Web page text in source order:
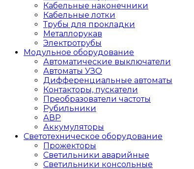
Кабельные наконечники
Кабельные лотки
Трубы для прокладки
Металлорукав
Электротрубы
Модульное оборудование
Автоматические выключатели
Автоматы УЗО
Дифференциальные автоматы
Контакторы, пускатели
Преобразователи частоты
Рубильники
АВР
Аккумуляторы
Светотехническое оборудование
Прожекторы
Светильники аварийные
Светильники консольные